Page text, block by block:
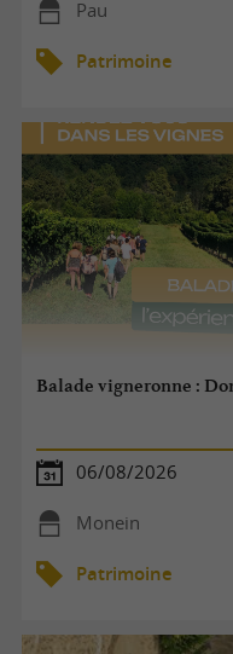
Pau
Patrimoine
Balade vigneronne :
06/08/2026
Monein
Patrimoine